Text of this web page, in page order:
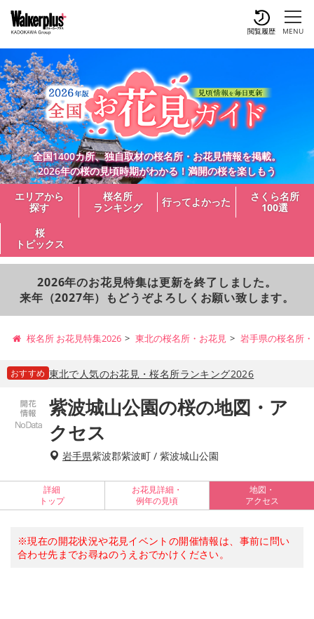
MENU
閲覧履歴
全国1400カ所、独自取材の桜名所・お花見情報を掲載。
2026年の桜の見頃時期がわかる！満開の桜を楽しもう
エリアから
探す
桜名所
ランキング
行ってよかった
さくら名所
100選
桜
トピックス
2026年のお花見特集は更新を終了しました。
来年（2027年）もどうぞよろしくお願い致します。
桜名所 お花見特集2026 東北の桜名所・お花見 岩手県の桜名所
おすすめ 東北で人気のお花見・桜名所ランキング2026
紫波城山公園の桜の地図・ア
クセス
岩手県紫波郡紫波町 / 紫波城山公園
詳細
トップ
お花見詳細・
例年の見頃
地図・
アクセス
※現在の開花状況や花見イベントの開催情報は、事前に問い
合わせ先までお尋ねのうえおでかけください。